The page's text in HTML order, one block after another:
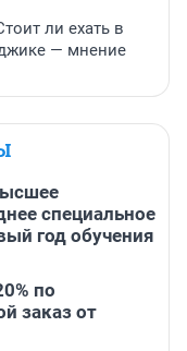
ли ехать в
— мнение
специальное
год обучения
по
заказ от